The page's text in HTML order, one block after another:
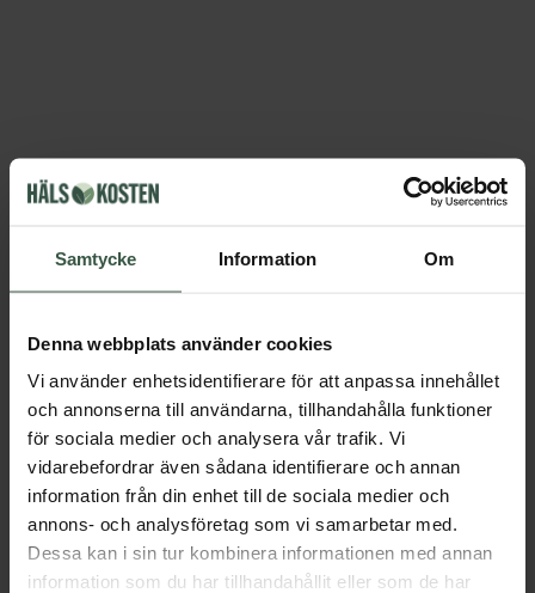
Samtycke Information Om
Denna webbplats använder cookies
Vi använder enhetsidentifierare för att anpassa innehållet
och annonserna till användarna, tillhandahålla funktioner
för sociala medier och analysera vår trafik. Vi
vidarebefordrar även sådana identifierare och annan
information från din enhet till de sociala medier och
annons- och analysföretag som vi samarbetar med.
Dessa kan i sin tur kombinera informationen med annan
information som du har tillhandahållit eller som de har